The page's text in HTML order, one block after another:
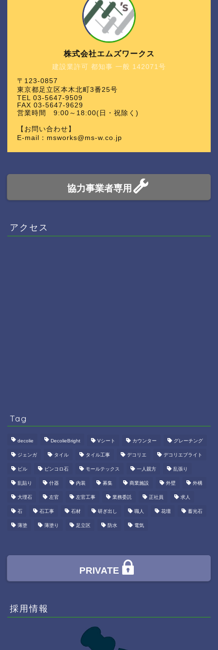
建設業許可 都知事 一般 142071号
株式会社エムズワークス
〒123-0857
東京都足立区本木北町3番25号
TEL 03-5647-9509
FAX 03-5647-9629
営業時間 9:00～18:00(日・祝除く)
【お問い合わせ】
E-mail：msworks@ms-w.co.jp
協力事業者専用
アクセス
Tag
decolie DecolieBright Vシート カウンター グレーチング
ジェンガ タイル タイル工事 デコリエ デコリエブライト
ビル ピンコロ石 モールテックス 一人親方 乱張り
乱貼り 什器 内装 募集 商業施設 外壁 外構
大理石 左官 左官工事 業務委託 正社員 求人
石 石工事 石材 研ぎ出し 職人 花壇 蓄光石
薄塗 薄塗り 足立区 防水 電気
PRIVATE
採用情報